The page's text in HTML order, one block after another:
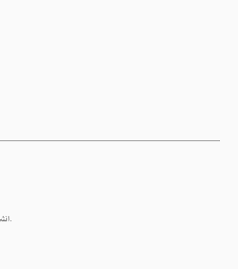
انشر أسئلة واحصل على أجوبة من الخبراء.